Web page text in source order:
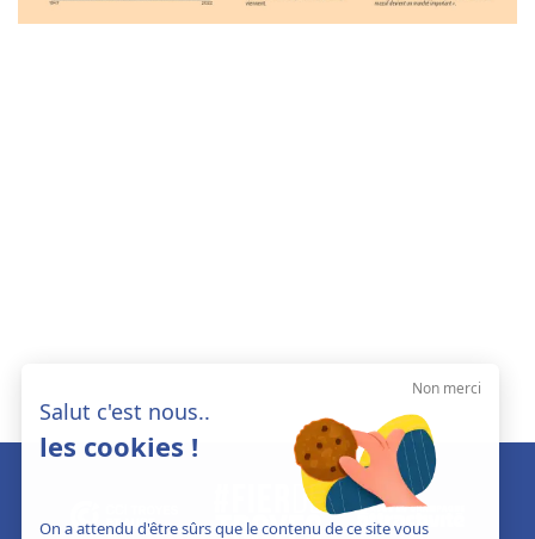
Non merci
Salut c'est nous..
les cookies !
On a attendu d'être sûrs que le contenu de ce site vous